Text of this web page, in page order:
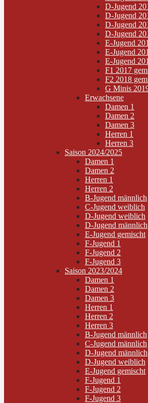
D-Jugend
D-Jugend
D-Jugend
D-Jugend
E-Jugend
E-Jugend
E-Jugend
F1 2017
F2 2018
G Minis
Erwachsene
Damen 1
Damen 2
Damen 3
Herren 1
Herren 3
Saison 2024/2025
Damen 1
Damen 2
Herren 1
Herren 2
B-Jugend männlich
C-Jugend weiblich
D-Jugend weiblich
D-Jugend männlich
E-Jugend gemischt
F-Jugend 1
F-Jugend 2
F-Jugend 3
Saison 2023/2024
Damen 1
Damen 2
Damen 3
Herren 1
Herren 2
Herren 3
B-Jugend männlich
C-Jugend männlich
D-Jugend männlich
D-Jugend weiblich
E-Jugend gemischt
F-Jugend 1
F-Jugend 2
F-Jugend 3